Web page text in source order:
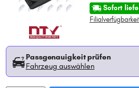
Sofort
Passgenauigkeit prüfen
Fahrzeug auswählen